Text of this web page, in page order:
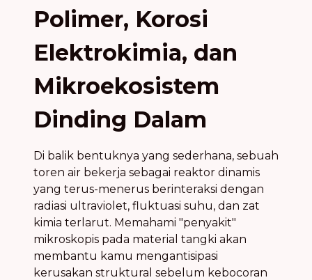
Polimer, Korosi
Elektrokimia, dan
Mikroekosistem
Dinding Dalam
Di balik bentuknya yang sederhana, sebuah
toren air bekerja sebagai reaktor dinamis
yang terus-menerus berinteraksi dengan
radiasi ultraviolet, fluktuasi suhu, dan zat
kimia terlarut. Memahami "penyakit"
mikroskopis pada material tangki akan
membantu kamu mengantisipasi
kerusakan struktural sebelum kebocoran